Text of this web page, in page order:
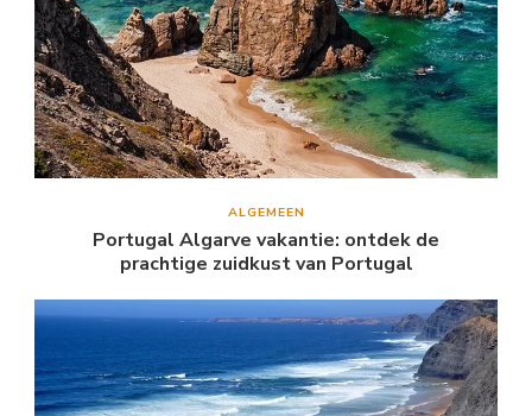
ALGEMEEN
Portugal Algarve vakantie: ontdek de
prachtige zuidkust van Portugal